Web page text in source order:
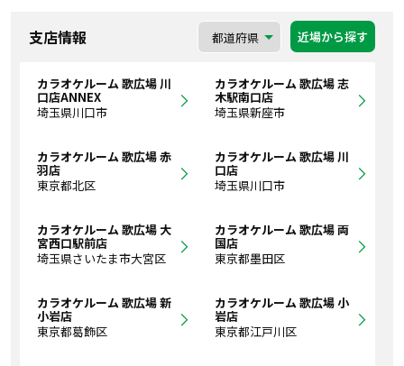
支店情報 近場から探す
カラオケルーム 歌広場 川
口店ANNEX
埼玉県川口市
カラオケルーム 歌広場 志
木駅南口店
埼玉県新座市
カラオケルーム 歌広場 赤
羽店
東京都北区
カラオケルーム 歌広場 川
口店
埼玉県川口市
カラオケルーム 歌広場 大
宮西口駅前店
埼玉県さいたま市大宮区
カラオケルーム 歌広場 両
国店
東京都墨田区
カラオケルーム 歌広場 新
小岩店
東京都葛飾区
カラオケルーム 歌広場 小
岩店
東京都江戸川区